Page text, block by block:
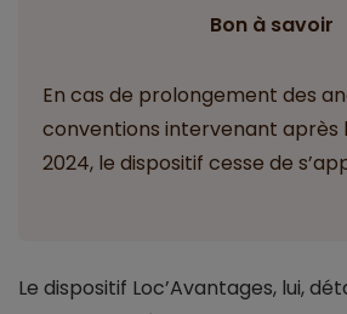
Bon à savoir
En cas de prolongement des
conventions intervenant après
2024, le dispositif cesse de
Le dispositif Loc’Avantages, lui,